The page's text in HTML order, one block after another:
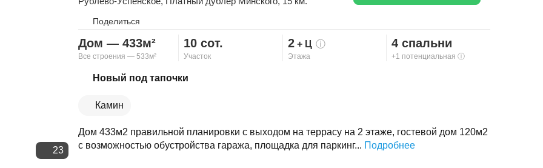
23
Поделиться
Скопировать ссылку
Дом — 433м²
Все строения — 533м²
10 сот.
Участок
2+ Ц ⓘ
Этажа
4 спальни
+1 потенциальнаяⓘ
Новый под тапочки
Камин
Дом 433м2 правильной планировки с выходом на террасу на 2 этаже, гостевой дом 120м2
с возможностью обустройства гаража, площадка для паркинг... Подробнее